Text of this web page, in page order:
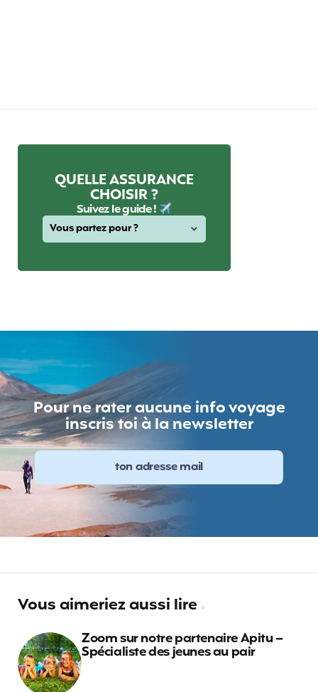
QUELLE ASSURANCE
CHOISIR ?
Suivez le guide !
Pour ne rater aucune info voyage
inscris toi à la newsletter
Vous aimeriez aussi lire
Zoom sur notre partenaire Apitu –
Spécialiste des jeunes au pair